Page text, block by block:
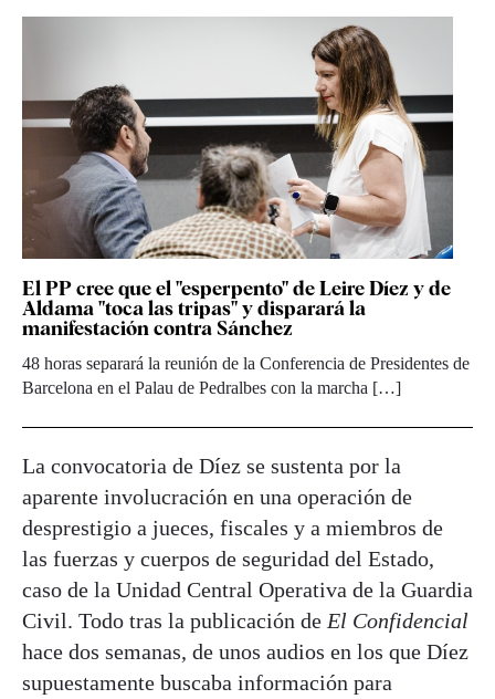
El PP cree que el "esperpento" de Leire Díez y de
Aldama "toca las tripas" y disparará la
manifestación contra Sánchez
48 horas separará la reunión de la Conferencia de Presidentes de
Barcelona en el Palau de Pedralbes con la marcha […]
La convocatoria de Díez se sustenta por la
aparente involucración en una operación de
desprestigio a jueces, fiscales y a miembros de
las fuerzas y cuerpos de seguridad del Estado,
caso de la Unidad Central Operativa de la Guardia
Civil. Todo tras la publicación de El Confidencial
hace dos semanas, de unos audios en los que Díez
supuestamente buscaba información para